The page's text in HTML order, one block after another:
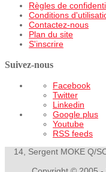
Règles de
Conditions
Contactez-nous
Plan du site
S'inscrire
Suivez-nous
Facebook
Twitter
Linkedin
Google plus
Youtube
RSS feeds
14, Sergent MOKE Q/